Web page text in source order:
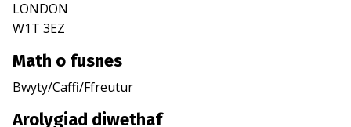
LONDON
W1T 3EZ
Math o fusnes
Bwyty/Caffi/Ffreutur
Arolygiad diwethaf